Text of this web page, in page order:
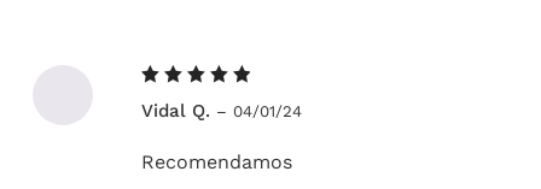
5de 5
Vidal Q. – 04/01/24
Recomendamos